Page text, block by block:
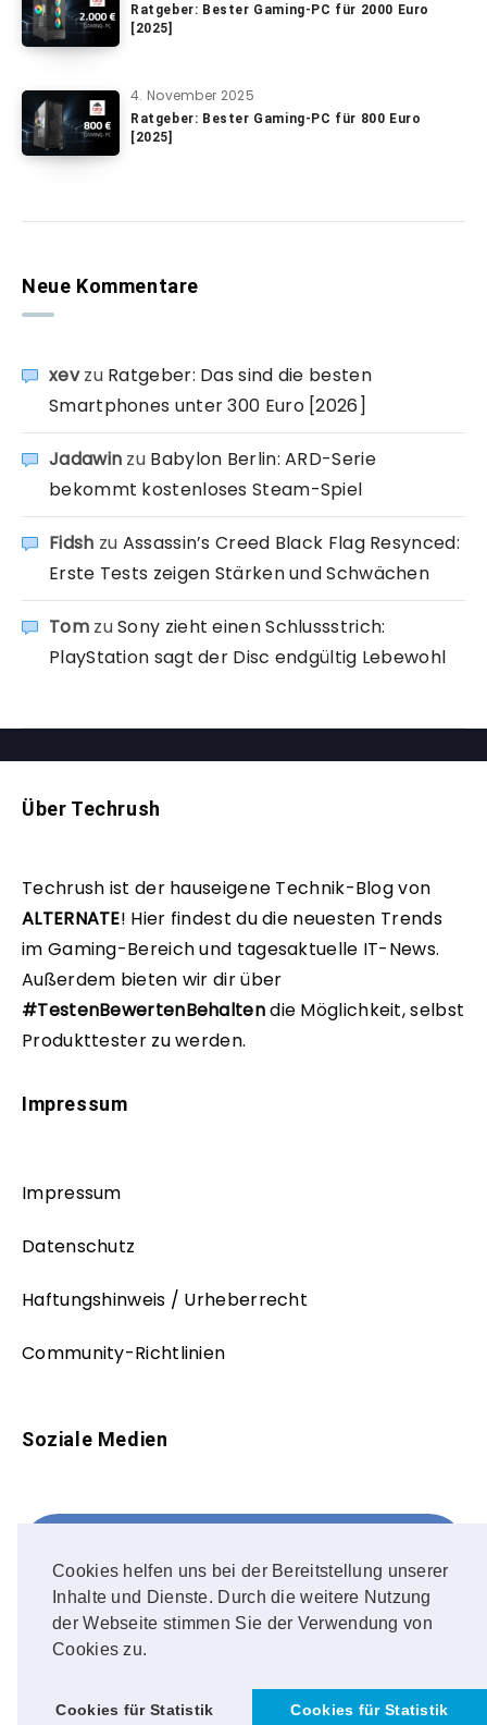
Cookies helfen uns bei der Bereitstellung unserer
Inhalte und Dienste. Durch die weitere Nutzung
der Webseite stimmen Sie der Verwendung von
Cookies zu.
Cookies für Statistik Cookies für Statistik
Ratgeber: Bester Gaming-PC für 2000 Euro
[2025]
4. November 2025
Ratgeber: Bester Gaming-PC für 800 Euro
[2025]
Neue Kommentare
xevzu Ratgeber: Das sind die besten
Smartphones unter 300 Euro [2026]
Jadawin zu Babylon Berlin: ARD-Serie
bekommt kostenloses Steam-Spiel
Fidsh zu Assassin’s Creed Black Flag Resynced:
Erste Tests zeigen Stärken und Schwächen
TomzuSony zieht einen Schlussstrich:
PlayStation sagt der Disc endgültig Lebewohl
Über Techrush
Techrush ist der hauseigene Technik-Blog von
ALTERNATE! Hier findest du die neuesten Trends
im Gaming-Bereich und tagesaktuelle IT-News.
Außerdem bieten wir dir über
#TestenBewertenBehaltendie Möglichkeit, selbst
Produkttester zu werden.
Impressum
Impressum
Datenschutz
Haftungshinweis / Urheberrecht
Community-Richtlinien
Soziale Medien
FOLLOW ME!
Instagram
OUR PHOTOS!